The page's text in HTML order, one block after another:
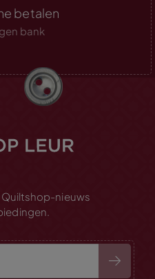
betalen
bank
Quiltshop-nieuws